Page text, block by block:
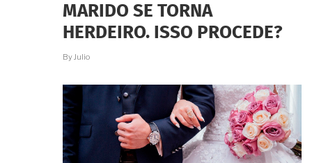
MARIDO SE TORNA
HERDEIRO. ISSO PROCEDE?
By Julio